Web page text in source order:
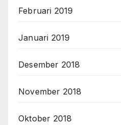
Februari 2019
Januari 2019
Desember 2018
November 2018
Oktober 2018